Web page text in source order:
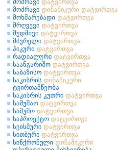
მოძრავი დატვირთვა
მოძრავი დინამიკური დატვირთვა
მოხმარებადი დატვირთვა
მრღვევი დატვირთვა
მუდმივი დატვირთვა
მძვრელი დატვირთვა
პიკური დატვირთვა
რადიალური დატვირთვა
საანგარიშო დატვირთვა
საბაზისო დატვირთვა
საკისრის დინამიკური
ტვირთამწეობა
საკისრის კუთრი დატვირთვა
სამუშაო დატვირთვა
სამუშო დატვირთვა
საპროექტო დატვირთვა
სეისმური დატვირთვა
სითბური დატვირთვა
სინქრონული დინამიკური